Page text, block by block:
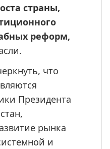
страны,
реформ,
что
Президента
рынка
и